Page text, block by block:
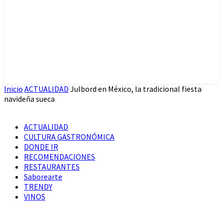
Inicio ACTUALIDAD Julbord en México, la tradicional fiesta
navideña sueca
ACTUALIDAD
CULTURA GASTRONÓMICA
DONDE IR
RECOMENDACIONES
RESTAURANTES
Saborearte
TRENDY
VINOS